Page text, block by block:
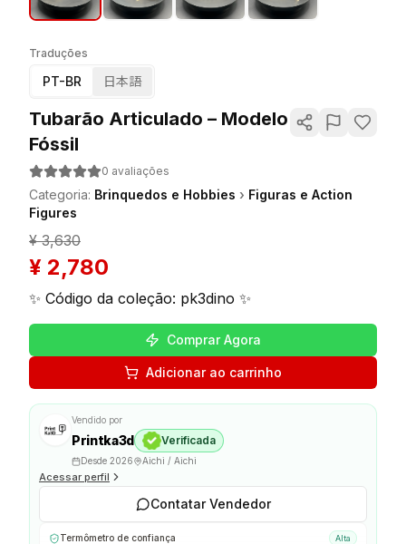
Traduções
PT-BR 日本語
Tubarão Articulado – Modelo
Fóssil
0 avaliações
Categoria: Brinquedos e Hobbies › Figuras e Action
Figures
¥ 3,630
¥ 2,780
✨ Código da coleção: pk3dino ✨
Comprar Agora
Adicionar ao carrinho
Vendido por
Printka3d Verificada
Desde 2026 Aichi / Aichi
Acessar perfil
Contatar Vendedor
Termômetro de confiança Alta